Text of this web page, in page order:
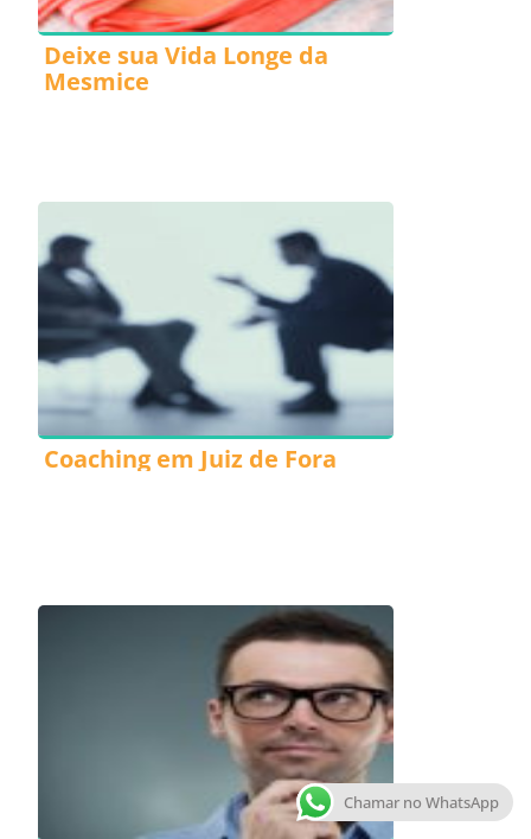
Deixe sua Vida Longe da
Mesmice
Coaching em Juiz de Fora
Chamar no WhatsApp